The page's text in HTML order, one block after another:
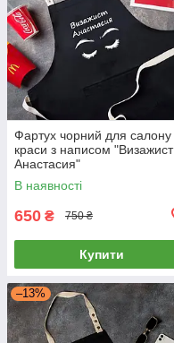
Фартух чорний для салону
краси з написом "Визажист
Анастасия"
В наявності
650 ₴ 750 ₴
Купити
–13%